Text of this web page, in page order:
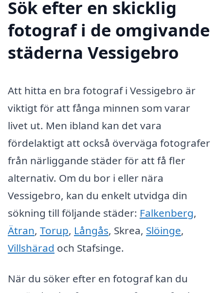
Sök efter en skicklig
fotograf i de omgivande
städerna Vessigebro
Att hitta en bra fotograf i Vessigebro är
viktigt för att fånga minnen som varar
livet ut. Men ibland kan det vara
fördelaktigt att också överväga fotografer
från närliggande städer för att få fler
alternativ. Om du bor i eller nära
Vessigebro, kan du enkelt utvidga din
sökning till följande städer: Falkenberg,
Ätran, Torup, Långås, Skrea, Slöinge,
Villshärad och Stafsinge.
När du söker efter en fotograf kan du